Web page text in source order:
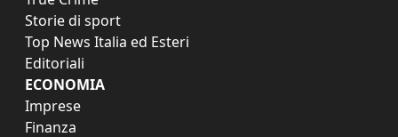
Storie di sport
Top News Italia ed Esteri
Editoriali
ECONOMIA
Imprese
Finanza